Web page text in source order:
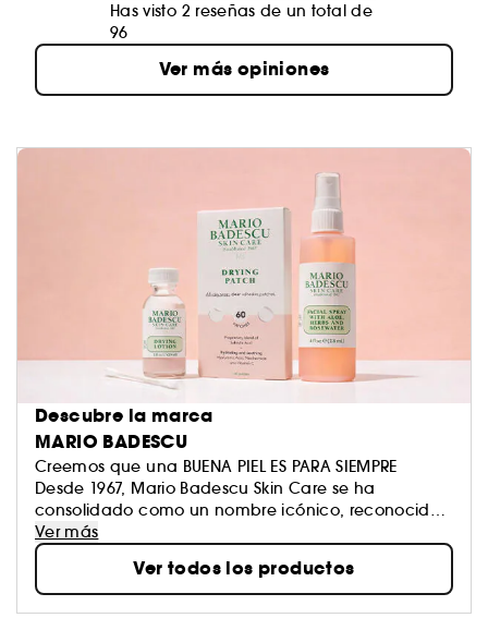
Has visto 2 reseñas de un total de
96
Ver más opiniones
Descubre la marca
MARIO BADESCU
Creemos que una BUENA PIEL ES PARA SIEMPRE
Desde 1967, Mario Badescu Skin Care se ha
consolidado como un nombre icónico, reconocido
por ofrecer un cuidado de la piel personalizado, tan
único como tú. Combinamos la química cosmética
con la experiencia estética para crear rutinas
eficaces. Nuestra filosofía es muy sencilla: un
cuidado de la piel eficaz para todos, respaldado
Ver más
Ver todos los productos